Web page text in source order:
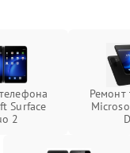
Surface
2
Ремонт